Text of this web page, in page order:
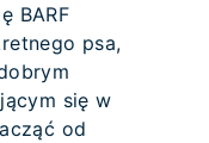
BARF
psa,
się w
od